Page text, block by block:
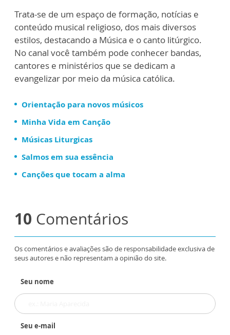
Trata-se de um espaço de formação, notícias e
conteúdo musical religioso, dos mais diversos
estilos, destacando a Música e o canto litúrgico.
No canal você também pode conhecer bandas,
cantores e ministérios que se dedicam a
evangelizar por meio da música católica.
Orientação para novos músicos
Minha Vida em Canção
Músicas Liturgicas
Salmos em sua essência
Canções que tocam a alma
10 Comentários
Os comentários e avaliações são de responsabilidade exclusiva de
seus autores e não representam a opinião do site.
Seu nome
Seu e-mail